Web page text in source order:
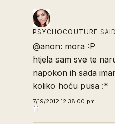
PSYCHOCOUTURE
@anon: mora :P
htjela sam sve te
napokon ih sada
koliko hoću pusa :*
7/19/2012 12:38:00 pm